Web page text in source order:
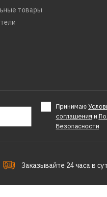
товары
Принимаю
соглашения и
Безопасности
Заказывайте 24 часа в